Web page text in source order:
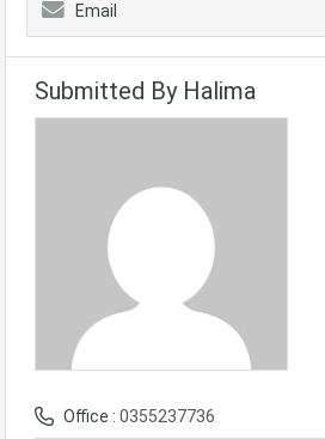
Email
Submitted By Halima
Office : 0355237736